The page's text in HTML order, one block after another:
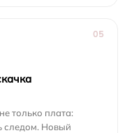
05
только плата:
следом. Новый